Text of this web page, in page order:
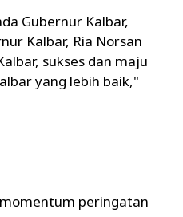
Gubernur Kalbar,
Kalbar, Ria Norsan
sukses dan maju
yang lebih baik,"
peringatan